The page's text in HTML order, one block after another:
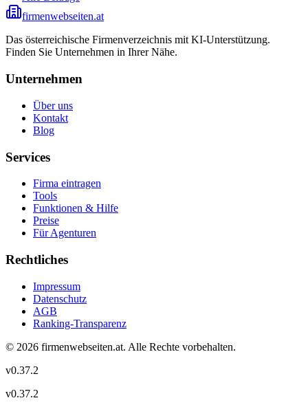
firmenwebseiten.at
Das österreichische Firmenverzeichnis mit KI-Unterstützung.
Finden Sie Unternehmen in Ihrer Nähe.
Unternehmen
Über uns
Kontakt
Blog
Services
Firma eintragen
Tools
Funktionen & Hilfe
Preise
Für Agenturen
Rechtliches
Impressum
Datenschutz
AGB
Ranking-Transparenz
© 2026 firmenwebseiten.at. Alle Rechte vorbehalten.
v0.37.2
v0.37.2